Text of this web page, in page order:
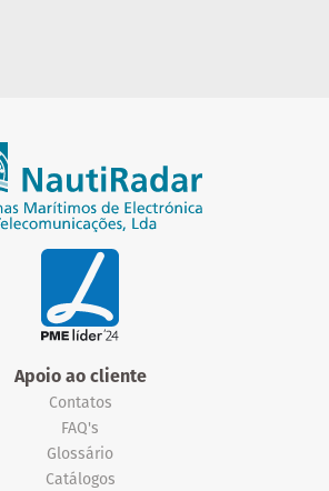
Apoio ao cliente
Contatos
FAQ's
Glossário
Catálogos